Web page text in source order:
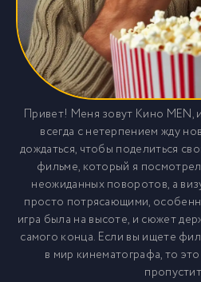
Привет! Меня зовут Кино MEN,
всегда с нетерпением жду
дождаться, чтобы поделиться
фильме, который я
неожиданных поворотов, а
просто потрясающими,
игра была на высоте, и сюжет
самого конца. Если вы ищете
в мир кинематографа, то